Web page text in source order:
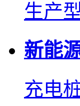
生产
新能
充电